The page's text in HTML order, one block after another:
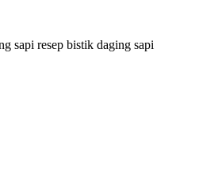
resep bistik daging sapi